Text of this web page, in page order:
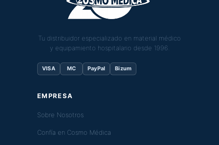
Tu distribuidor especializado en material médico
y equipamiento hospitalario desde 1996.
VISA MC PayPal Bizum
EMPRESA
Sobre Nosotros
Confía en Cosmo Médica